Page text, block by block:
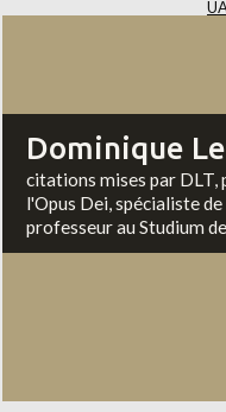
Dominique
citations mises par DLT,
l'Opus Dei, spécialiste
professeur au Studium